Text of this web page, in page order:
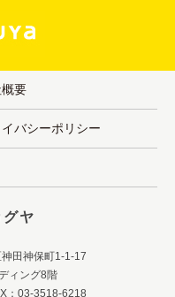
要
バシーポリシー
ヤ
田神保町1-1-17
ィング8階
03-3518-6218